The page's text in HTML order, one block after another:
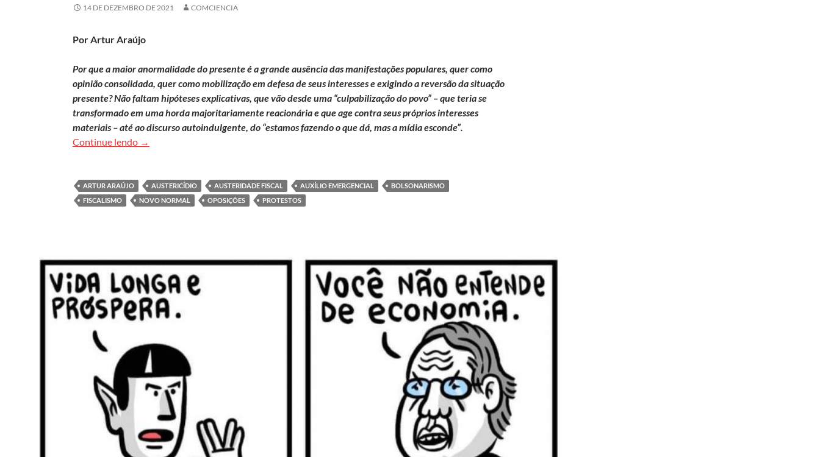
14 DE DEZEMBRO DE 2021 COMCIENCIA
Por Artur Araújo
Por que a maior anormalidade do presente é a grande ausência das manifestações populares, quer como
opinião consolidada, quer como mobilização em defesa de seus interesses e exigindo a reversão da situação
presente? Não faltam hipóteses explicativas, que vão desde uma “culpabilização do povo” – que teria se
transformado em uma horda majoritariamente reacionária e que age contra seus próprios interesses
materiais – até ao discurso autoindulgente, do “estamos fazendo o que dá, mas a mídia esconde”.
Continue lendo
Grande ausência, grande anormalidade
→
ARTUR ARAÚJO AUSTERICÍDIO AUSTERIDADE FISCAL AUXÍLIO EMERGENCIAL
BOLSONARISMO
FISCALISMO
NOVO NORMAL OPOSIÇÕES PROTESTOS